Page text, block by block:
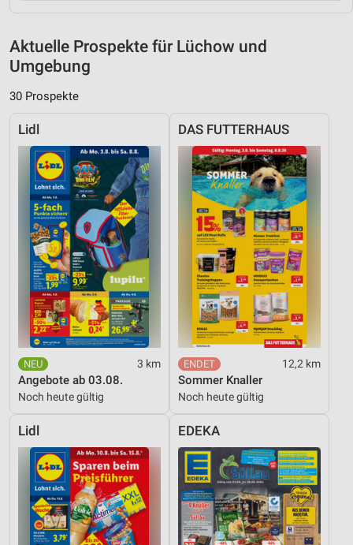
Aktuelle Prospekte für Lüchow und
Umgebung
30 Prospekte
Lidl
3 km
Angebote ab 03.08.
Noch heute gültig
DAS FUTTERHAUS
12,2 km
Sommer Knaller
Noch heute gültig
Lidl EDEKA